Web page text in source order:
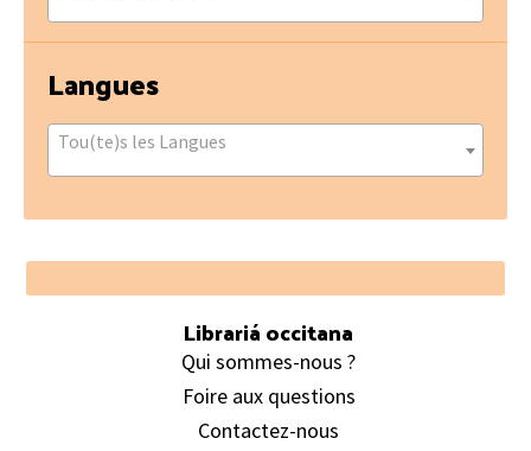
Langues
Tou(te)s les Langues
Footer
Librariá occitana
Qui sommes-nous ?
Foire aux questions
Contactez-nous